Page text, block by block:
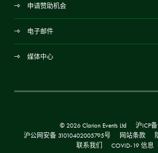
申请赞助机会
电子邮件
媒体中心
© 2026 Clarion Events Ltd
沪ICP
沪公网安备 31010402005795号
网站条款
联系我们
COVID-19 信息